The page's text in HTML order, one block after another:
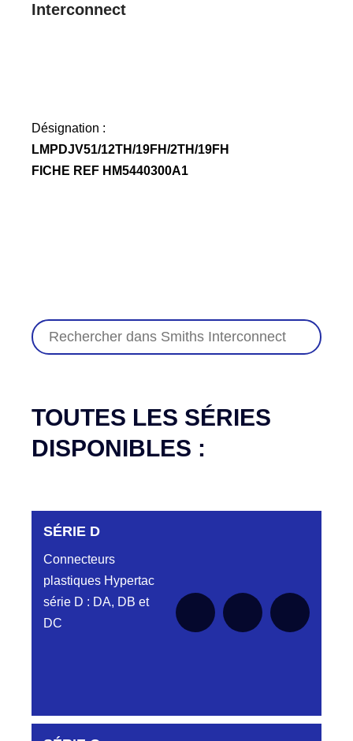
Interconnect
Désignation :
LMPDJV51/12TH/19FH/2TH/19FH
FICHE REF HM5440300A1
TOUTES LES SÉRIES
DISPONIBLES :
SÉRIE D
Connecteurs
plastiques Hypertac
série D : DA, DB et
DC
DC6122340N